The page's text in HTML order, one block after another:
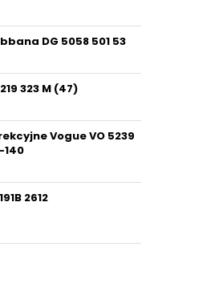
DG 5058 501 53
323 M (47)
Vogue VO 5239
140
2612